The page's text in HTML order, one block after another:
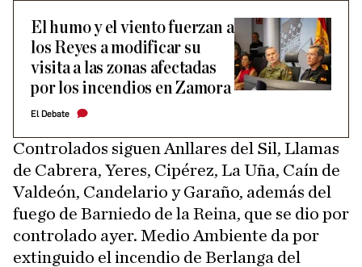
El humo y el viento fuerzan a
los Reyes a modificar su
visita a las zonas afectadas
por los incendios en Zamora
El Debate
Controlados siguen Anllares del Sil, Llamas
de Cabrera, Yeres, Cipérez, La Uña, Caín de
Valdeón, Candelario y Garaño, además del
fuego de Barniedo de la Reina, que se dio por
controlado ayer. Medio Ambiente da por
extinguido el incendio de Berlanga del